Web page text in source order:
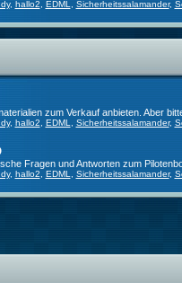
, hallo2 EDML Sicherheitssalamander,
zum Verkauf anbieten. Aber
, hallo2 EDML Sicherheitssalamander,
Fragen und Antworten zum
, hallo2 EDML Sicherheitssalamander,